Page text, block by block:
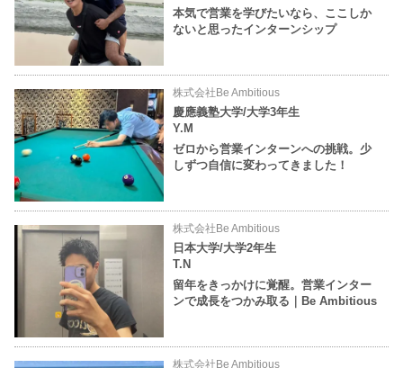
本気で営業を学びたいなら、ここしか
ないと思ったインターンシップ
株式会社Be Ambitious
慶應義塾大学/大学3年生
Y.M
ゼロから営業インターンへの挑戦。少
しずつ自信に変わってきました！
株式会社Be Ambitious
日本大学/大学2年生
T.N
留年をきっかけに覚醒。営業インター
ンで成長をつかみ取る｜Be Ambitious
株式会社Be Ambitious